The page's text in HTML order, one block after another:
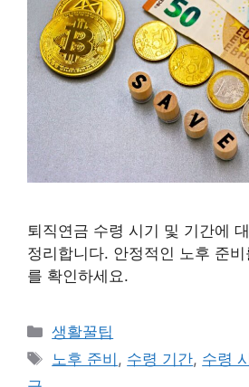
퇴직연금 수령 시기 및 기간에
정리합니다. 안정적인 노후 준
를 확인하세요.
카
테
생활꿀팁
태
노후 준비 , 수령 기간, 수령